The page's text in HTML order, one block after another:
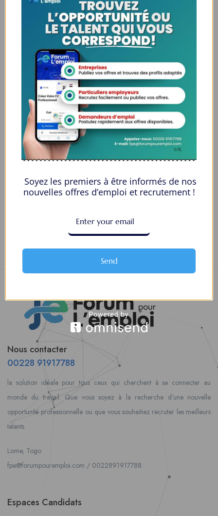
dylanzoe99@gmail.com
Private Message
Emplacement candidat
+
−
Nous contacter
00228 91917788
la solution idéale pour tous ceux qui cherchent à se connecter au
monde du travail. Que vous soyez à la recherche d’une nouvelle
opportunité professionnelle ou que vous souhaitiez recruter les meilleurs
talents
Lome, Togo
fpe@forumpouremploi.com / 0022891917788
Espaces Candidats
Soyez les premiers à être informés de nos
nouvelles offres d’emploi et recrutement !
Send